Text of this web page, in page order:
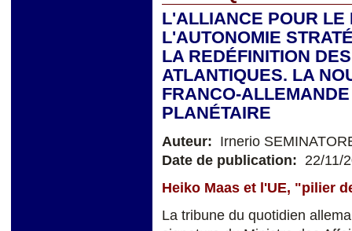
L'ALLIANCE POUR LE
L'AUTONOMIE
LA REDÉFINITION
ATLANTIQUES. LA
FRANCO-
PLANÉTAIRE
Auteur: Irnerio
Date de publication: 22/11/
Heiko Maas et l'UE, "pilier
La tribune du quotidien